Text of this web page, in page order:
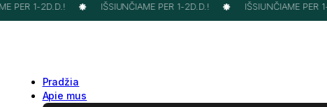
PER 1-2D.D.! IŠSIUNČIAME PER 1-2D.D.! IŠSIUNČIAME PER 1-
Pradžia
Apie mus